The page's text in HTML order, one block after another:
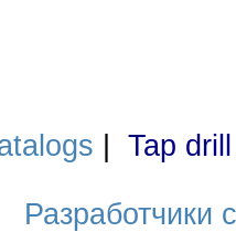
Tap
Разработчики